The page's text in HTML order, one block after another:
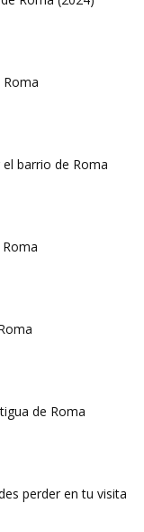
barrio de Roma
de Roma
perder en tu visita